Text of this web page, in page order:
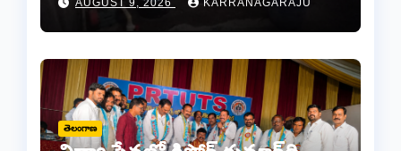
AUGUST 9, 2026 KARRANAGARAJU
తెలంగాణ